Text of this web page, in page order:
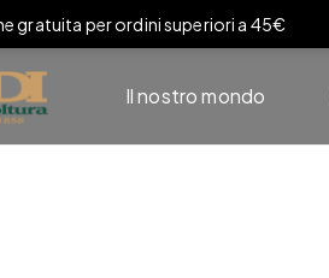
gratuita per ordini superiori a 45€
Il nostro mondo